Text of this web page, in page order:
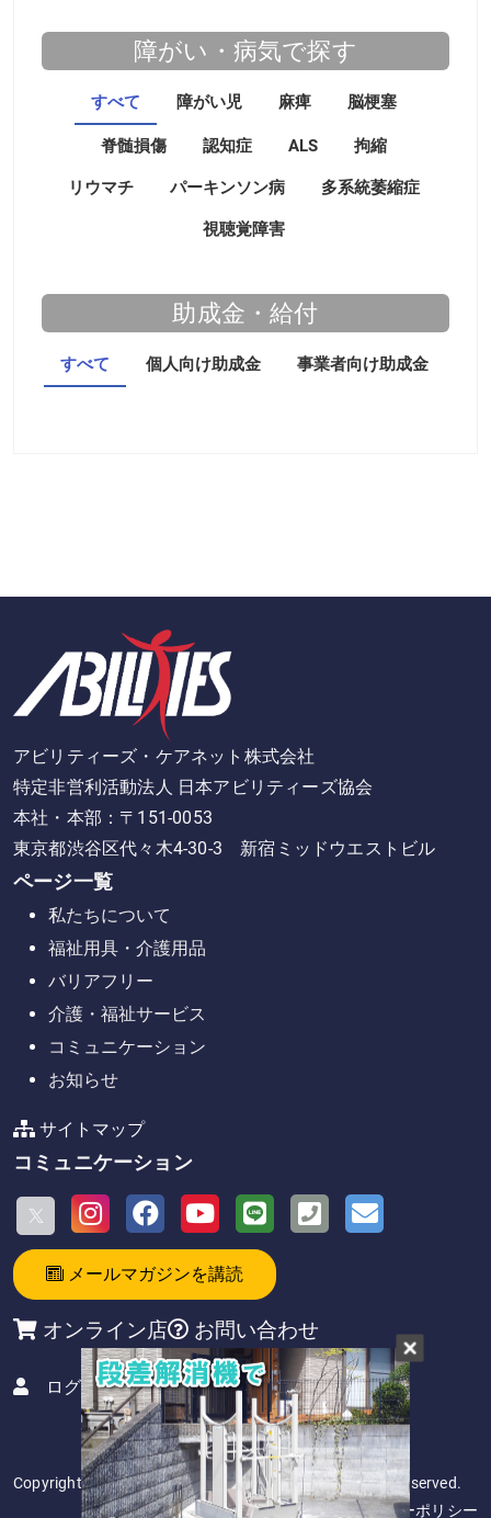
障がい・病気で探す
すべて 障がい児 麻痺 脳梗塞
脊髄損傷 認知症 ALS 拘縮
リウマチ パーキンソン病 多系統萎縮症
視聴覚障害
助成金・給付
すべて 個人向け助成金 事業者向け助成金
アビリティーズ・ケアネット株式会社
特定非営利活動法人 日本アビリティーズ協会
本社・本部：〒151-0053
東京都渋谷区代々木4-30-3 新宿ミッドウエストビル
ページ一覧
私たちについて
福祉用具・介護用品
バリアフリー
介護・福祉サービス
コミュニケーション
お知らせ
サイトマップ
コミュニケーション
メールマガジンを講読
オンライン店 お問い合わせ
ログイン
Copyright 2026. アビリティーズ・グループ All Rights Reserved.
サイト利用規約／プライバシーポリシー